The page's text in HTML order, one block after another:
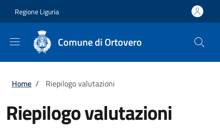
Regione Liguria
Comune di Ortovero
Briciole di pane
Home / Riepilogo valutazioni
Riepilogo valutazioni